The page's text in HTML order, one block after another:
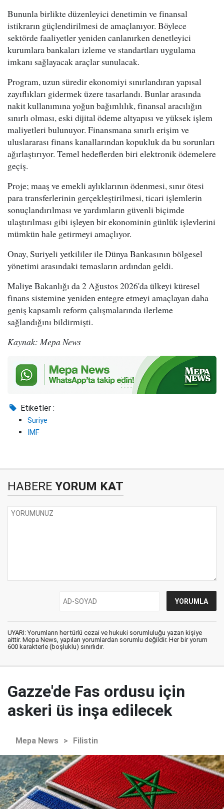
Bununla birlikte düzenleyici denetimin ve finansal
istikrarın güçlendirilmesi de amaçlanıyor. Böylece
sektörde faaliyetler yeniden canlanırken denetleyici
kurumlara bankaları izleme ve standartları uygulama
imkanı sağlayacak araçlar sunulacak.
Program, uzun süredir ekonomiyi sınırlandıran yapısal
zayıflıkları gidermek üzere tasarlandı. Bunlar arasında
nakit kullanımına yoğun bağımlılık, finansal aracılığın
sınırlı olması, eski dijital ödeme altyapısı ve yüksek işlem
maliyetleri bulunuyor. Finansmana sınırlı erişim ve
uluslararası finans kanallarından kopukluk da bu sorunları
ağırlaştırıyor. Temel hedeflerden biri elektronik ödemelere
geçiş.
Proje; maaş ve emekli aylıklarının ödenmesi, sınır ötesi
para transferlerinin gerçekleştirilmesi, ticari işlemlerin
sonuçlandırılması ve yardımların güvenli biçimde
ulaştırılması gibi işleyen bir ekonominin günlük işlevlerini
mümkün hale getirmeyi amaçlıyor.
Onay, Suriyeli yetkililer ile Dünya Bankasının bölgesel
yönetimi arasındaki temasların ardından geldi.
Maliye Bakanlığı da 2 Ağustos 2026'da ülkeyi küresel
finans sistemine yeniden entegre etmeyi amaçlayan daha
geniş kapsamlı reform çalışmalarında ilerleme
sağlandığını bildirmişti.
Kaynak: Mepa News
Etiketler :
Suriye
IMF
HABERE YORUM KAT
UYARI: Yorumların her türlü cezai ve hukuki sorumluluğu yazan kişiye
aittir. Mepa News, yapılan yorumlardan sorumlu değildir. Her bir yorum
600 karakterle (boşluklu) sınırlıdır.
Gazze'de Fas ordusu için
askeri üs inşa edilecek
Mepa News > Filistin